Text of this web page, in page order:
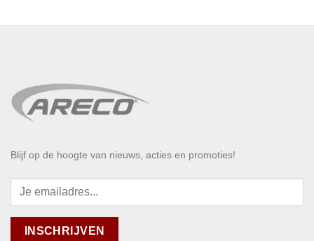
Blijf op de hoogte van nieuws, acties en promoties!